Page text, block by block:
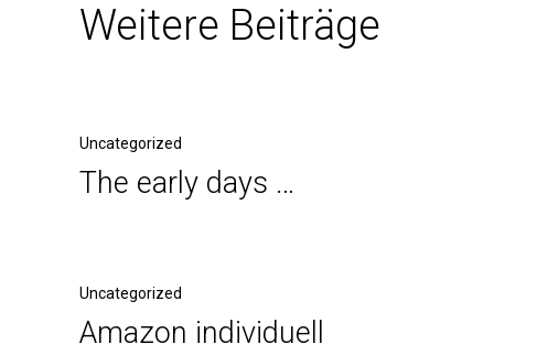
Weitere Beiträge
Uncategorized
The early days …
Uncategorized
Amazon individuell